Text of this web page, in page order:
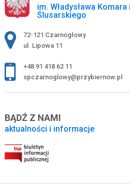
im. Władysława
Ślusarskiego
Adres pocztowy:
72-121 Czarnogłowy
ul. Lipowa 11
+48 91 418 62 11
spczarnoglowy@przybiernow.pl
BĄDŹ Z NAMI
aktualności i informacje